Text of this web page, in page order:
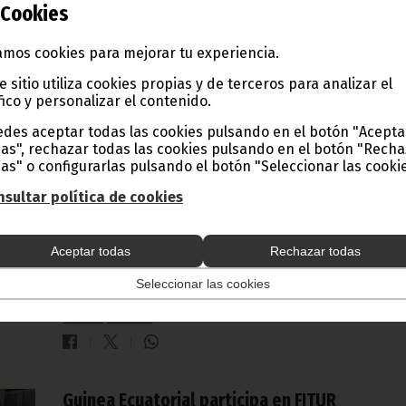
Cookies
cookies para mejorar tu experiencia.
sitio utiliza cookies propias y de terceros para analizar el
y personalizar el contenido.
aceptar todas las cookies pulsando en el botón
rechazar todas las cookies pulsando en el botón
o configurarlas pulsando el botón "Seleccionar las
política de cookies
Aceptar todas Rechazar todas
Seleccionar las cookies
El Ejecutivo marroquí quiere evitar cualquier
recaída en su gestión de COVID-19
julio 06, 2021
La situación epidemiológica relacionada con la pandemia de
se duplicó durante las dos últimas semanas, además del
número creciente de casos críticos y la alta tasa de
hospitalaria, afirmó el Jefe del Gobierno marroquí, Saad
Otmani, pidiendo más vigilancia y precaución.
Guinea Ecuatorial participa en FITUR